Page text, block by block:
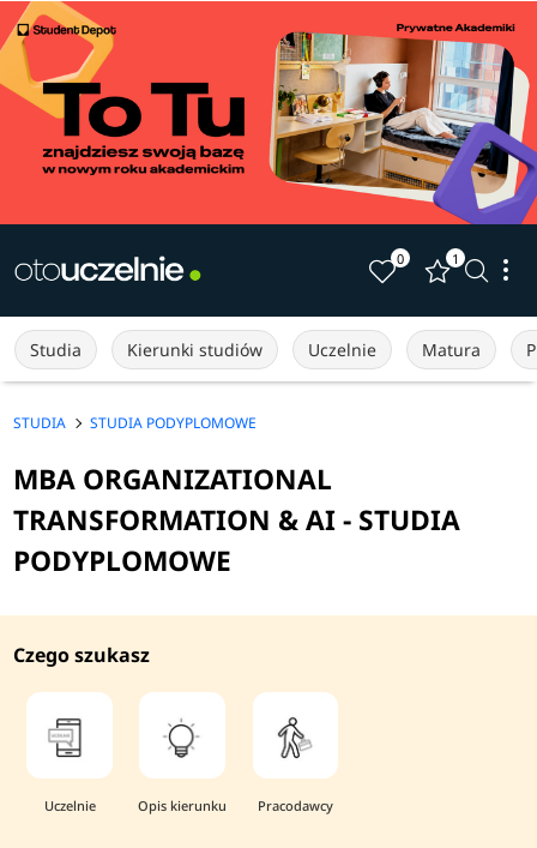
0 1
Studia Kierunki studiów Uczelnie Matura
STUDIA STUDIA PODYPLOMOWE
MBA ORGANIZATIONAL
TRANSFORMATION & AI - STUDIA
PODYPLOMOWE
Czego szukasz
Uczelnie Opis kierunku Pracodawcy